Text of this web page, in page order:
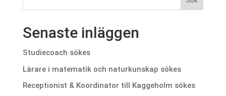
Senaste inläggen
Studiecoach sökes
Lärare i matematik och naturkunskap sökes
Receptionist & Koordinator till Kaggeholm sökes